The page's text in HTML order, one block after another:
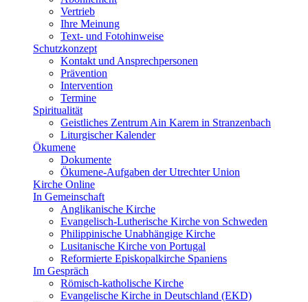
Vertrieb
Ihre Meinung
Text- und Fotohinweise
Schutzkonzept
Kontakt und Ansprechpersonen
Prävention
Intervention
Termine
Spiritualität
Geistliches Zentrum Ain Karem in Stranzenbach
Liturgischer Kalender
Ökumene
Dokumente
Ökumene-Aufgaben der Utrechter Union
Kirche Online
In Gemeinschaft
Anglikanische Kirche
Evangelisch-Lutherische Kirche von Schweden
Philippinische Unabhängige Kirche
Lusitanische Kirche von Portugal
Reformierte Episkopalkirche Spaniens
Im Gespräch
Römisch-katholische Kirche
Evangelische Kirche in Deutschland (EKD)